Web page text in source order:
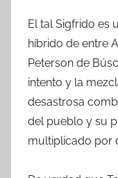
El tal Sigfrido es
híbrido de entre
Peterson de
intento y la
desastrosa
del pueblo y su
multiplicado por